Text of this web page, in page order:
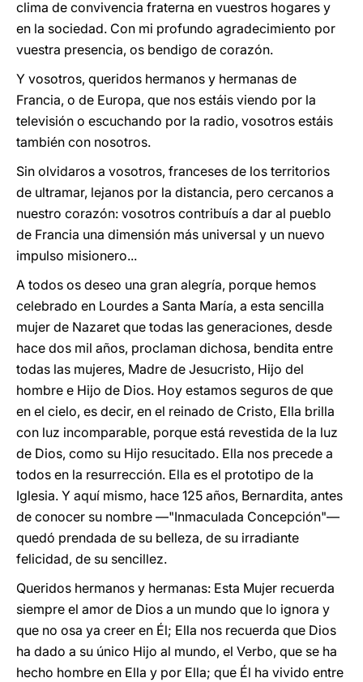
clima de convivencia fraterna en vuestros hogares y
en la sociedad. Con mi profundo agradecimiento por
vuestra presencia, os bendigo de corazón.
Y vosotros, queridos hermanos y hermanas de
Francia, o de Europa, que nos estáis viendo por la
televisión o escuchando por la radio, vosotros estáis
también con nosotros.
Sin olvidaros a vosotros, franceses de los territorios
de ultramar, lejanos por la distancia, pero cercanos a
nuestro corazón: vosotros contribuís a dar al pueblo
de Francia una dimensión más universal y un nuevo
impulso misionero...
A todos os deseo una gran alegría, porque hemos
celebrado en Lourdes a Santa María, a esta sencilla
mujer de Nazaret que todas las generaciones, desde
hace dos mil años, proclaman dichosa, bendita entre
todas las mujeres, Madre de Jesucristo, Hijo del
hombre e Hijo de Dios. Hoy estamos seguros de que
en el cielo, es decir, en el reinado de Cristo, Ella brilla
con luz incomparable, porque está revestida de la luz
de Dios, como su Hijo resucitado. Ella nos precede a
todos en la resurrección. Ella es el prototipo de la
Iglesia. Y aquí mismo, hace 125 años, Bernardita, antes
de conocer su nombre ―"Inmaculada Concepción"―
quedó prendada de su belleza, de su irradiante
felicidad, de su sencillez.
Queridos hermanos y hermanas: Esta Mujer recuerda
siempre el amor de Dios a un mundo que lo ignora y
que no osa ya creer en Él; Ella nos recuerda que Dios
ha dado a su único Hijo al mundo, el Verbo, que se ha
hecho hombre en Ella y por Ella; que Él ha vivido entre